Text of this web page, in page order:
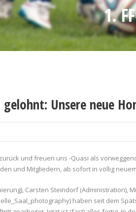
1.
Unsere neue
und freuen uns -Quasi als
und Mitgliedern, ab sofort in völlig
Carsten Steindorf (Administration),
haben seit dem